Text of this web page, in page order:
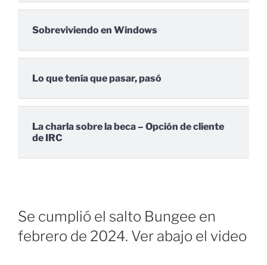
Sobreviviendo en Windows
Lo que tenía que pasar, pasó
La charla sobre la beca – Opción de cliente
de IRC
Se cumplió el salto Bungee en
febrero de 2024. Ver abajo el video